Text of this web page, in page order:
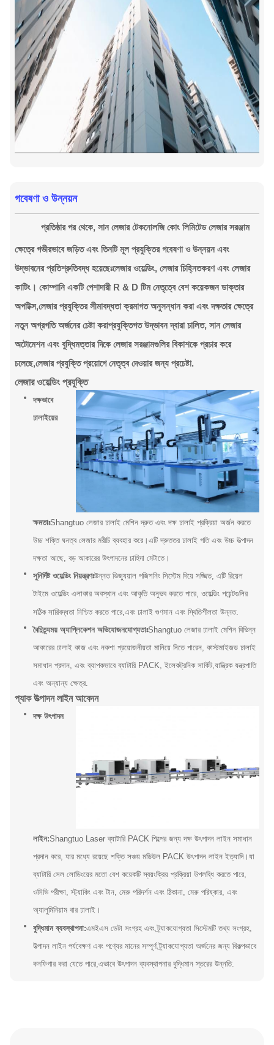
গবেষণা ও উন্নয়ন
প্রতিষ্ঠার পর থেকে, সান লেজার টেকনোলজি কোং লিমিটেড লেজার সরঞ্জাম
ক্ষেত্রে গভীরভাবে জড়িত এবং তিনটি মূল প্রযুক্তির গবেষণা ও উন্নয়ন এবং
উদ্ভাবনের প্রতিশ্রুতিবদ্ধ হয়েছেঃলেজার ওয়েল্ডিং, লেজার চিহ্নিতকরণ এবং লেজার
কাটিং। কোম্পানি একটি পেশাদারী R & D টিম নেতৃত্বে বেশ কয়েকজন ডাক্তার
অপটিক্স,লেজার প্রযুক্তির সীমাবদ্ধতা ক্রমাগত অনুসন্ধান করা এবং দক্ষতার ক্ষেত্রে
নতুন অগ্রগতি অর্জনের চেষ্টা করাপ্রযুক্তিগত উদ্ভাবন দ্বারা চালিত, সান লেজার
অটোমেশন এবং বুদ্ধিমত্তার দিকে লেজার সরঞ্জামগুলির বিকাশকে প্রচার করে
চলেছে,লেজার প্রযুক্তি প্রয়োগে নেতৃত্ব দেওয়ার জন্য প্রচেষ্টা.
লেজার ওয়েল্ডিং প্রযুক্তি
দক্ষভাবে
ঢালাইয়ের
ক্ষমতাঃShangtuo লেজার ঢালাই মেশিন দ্রুত এবং দক্ষ ঢালাই প্রক্রিয়া অর্জন করতে
উচ্চ শক্তি ঘনত্ব লেজার মরীচি ব্যবহার করে।এটি দ্রুততর ঢালাই গতি এবং উচ্চ উত্পাদন
দক্ষতা আছে, বড় আকারের উৎপাদনের চাহিদা মেটাতে।
সুনির্দিষ্ট ওয়েল্ডিং নিয়ন্ত্রণঃউন্নত ভিজ্যুয়াল পজিশনিং সিস্টেম দিয়ে সজ্জিত, এটি রিয়েল
টাইমে ওয়েল্ডিং এলাকার অবস্থান এবং আকৃতি অনুভব করতে পারে, ওয়েল্ডিং পয়েন্টগুলির
সঠিক সারিবদ্ধতা নিশ্চিত করতে পারে,এবং ঢালাই গুণমান এবং স্থিতিশীলতা উন্নত.
বৈচিত্র্যময় অ্যাপ্লিকেশন অভিযোজনযোগ্যতাঃShangtuo লেজার ঢালাই মেশিন বিভিন্ন
আকারের ঢালাই কাজ এবং নকশা প্রয়োজনীয়তা মানিয়ে নিতে পারেন, কাস্টমাইজড ঢালাই
সমাধান প্রদান, এবং ব্যাপকভাবে ব্যাটারি PACK, ইলেকট্রনিক সার্কিট,যান্ত্রিক যন্ত্রপাতি
এবং অন্যান্য ক্ষেত্র.
প্যাক উত্পাদন লাইন আবেদন
দক্ষ উৎপাদন
লাইন:Shangtuo Laser ব্যাটারি PACK শিল্পের জন্য দক্ষ উৎপাদন লাইন সমাধান
প্রদান করে, যার মধ্যে রয়েছে শক্তি সঞ্চয় মডিউল PACK উৎপাদন লাইন ইত্যাদি।যা
ব্যাটারি সেল লোডিংয়ের মতো বেশ কয়েকটি স্বয়ংক্রিয় প্রক্রিয়া উপলব্ধি করতে পারে,
ওসিভি পরীক্ষা, স্ট্যাকিং এবং টান, মেরু পরিদর্শন এবং ঠিকানা, মেরু পরিষ্কার, এবং
অ্যালুমিনিয়াম বার ঢালাই।
বুদ্ধিমান ব্যবস্থাপনা:এমইএস ডেটা সংগ্রহ এবং ট্র্যাকযোগ্যতা সিস্টেমটি তথ্য সংগ্রহ,
উত্পাদন লাইন পর্যবেক্ষণ এবং পণ্যের মানের সম্পূর্ণ ট্র্যাকযোগ্যতা অর্জনের জন্য বিকল্পভাবে
কনফিগার করা যেতে পারে,এভাবে উৎপাদন ব্যবস্থাপনার বুদ্ধিমান স্তরের উন্নতি.